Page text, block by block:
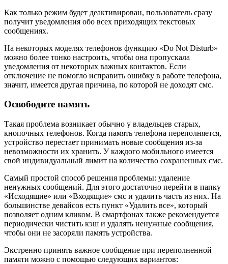
Как только режим будет деактивирован, пользователь сразу
получит уведомления обо всех приходящих текстовых
сообщениях.
На некоторых моделях телефонов функцию «Do Not Disturb»
можно более тонко настроить, чтобы она пропускала
уведомления от некоторых важных контактов. Если
отключение не помогло исправить ошибку в работе телефона,
значит, имеется другая причина, по которой не доходят смс.
Освободите память
Такая проблема возникает обычно у владельцев старых,
кнопочных телефонов. Когда память телефона переполняется,
устройство перестает принимать новые сообщения из-за
невозможности их хранить. У каждого мобильного имеется
свой индивидуальный лимит на количество сохраненных смс.
Самый простой способ решения проблемы: удаление
ненужных сообщений. Для этого достаточно перейти в папку
«Исходящие» или «Входящие» смс и удалить часть из них. На
большинстве девайсов есть пункт «Удалить все», который
позволяет одним кликом. В смартфонах также рекомендуется
периодически чистить кэш и удалять ненужные сообщения,
чтобы они не засоряли память устройства.
Экстренно принять важное сообщение при переполненной
памяти можно с помощью следующих вариантов: